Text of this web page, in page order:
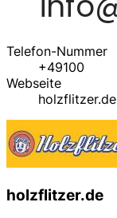
Telefon-Nummer
+49100
Webseite
holzflitzer.de
holzflitzer.de